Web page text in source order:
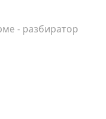
- разбиратор